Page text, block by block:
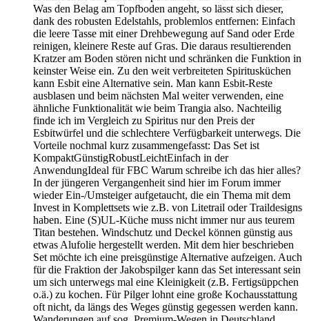
Was den Belag am Topfboden angeht, so lässt sich dieser,
dank des robusten Edelstahls, problemlos entfernen: Einfach
die leere Tasse mit einer Drehbewegung auf Sand oder Erde
reinigen, kleinere Reste auf Gras. Die daraus resultierenden
Kratzer am Boden stören nicht und schränken die Funktion in
keinster Weise ein. Zu den weit verbreiteten Spiritusküchen
kann Esbit eine Alternative sein. Man kann Esbit-Reste
ausblasen und beim nächsten Mal weiter verwenden, eine
ähnliche Funktionalität wie beim Trangia also. Nachteilig
finde ich im Vergleich zu Spiritus nur den Preis der
Esbitwürfel und die schlechtere Verfügbarkeit unterwegs. Die
Vorteile nochmal kurz zusammengefasst: Das Set ist
KompaktGünstigRobustLeichtEinfach in der
AnwendungIdeal für FBC Warum schreibe ich das hier alles?
In der jüngeren Vergangenheit sind hier im Forum immer
wieder Ein-/Umsteiger aufgetaucht, die ein Thema mit dem
Invest in Komplettsets wie z.B. von Litetrail oder Traildesigns
haben. Eine (S)UL-Küche muss nicht immer nur aus teurem
Titan bestehen. Windschutz und Deckel können günstig aus
etwas Alufolie hergestellt werden. Mit dem hier beschrieben
Set möchte ich eine preisgünstige Alternative aufzeigen. Auch
für die Fraktion der Jakobspilger kann das Set interessant sein
um sich unterwegs mal eine Kleinigkeit (z.B. Fertigsüppchen
o.ä.) zu kochen. Für Pilger lohnt eine große Kochausstattung
oft nicht, da längs des Weges günstig gegessen werden kann.